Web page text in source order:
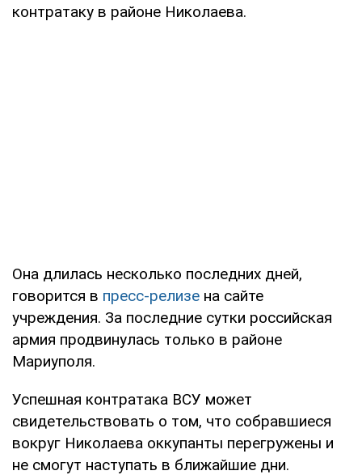
контратаку в районе Николаева.
Она длилась несколько последних дней,
говорится в пресс-релизе на сайте
учреждения. За последние сутки российская
армия продвинулась только в районе
Мариуполя.
Успешная контратака ВСУ может
свидетельствовать о том, что собравшиеся
вокруг Николаева оккупанты перегружены и
не смогут наступать в ближайшие дни.